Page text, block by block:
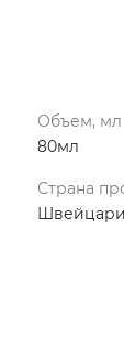
Объем, мл
80мл
Страна